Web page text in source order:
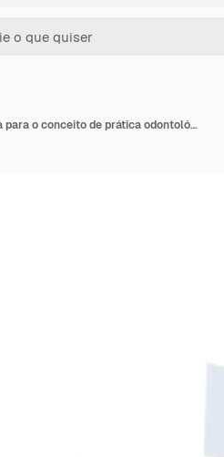
Computador avançado de alta tecnologia para o conceito de prática odontológica